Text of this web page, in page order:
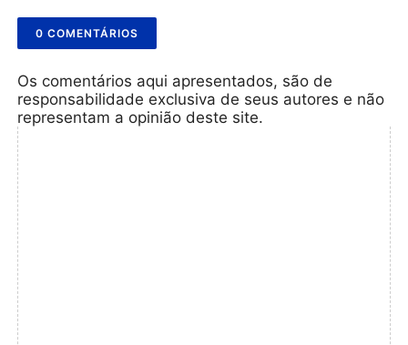
0 COMENTÁRIOS
Os comentários aqui apresentados, são de
responsabilidade exclusiva de seus autores e não
representam a opinião deste site.